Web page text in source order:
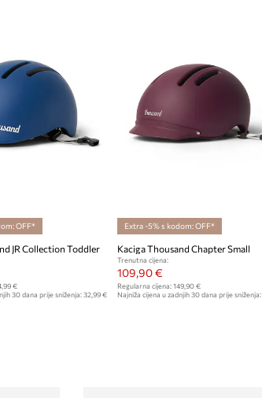
OFF*
JR Collection Toddler
€
30 dana prije sniženja: 32,99 €
Extra -5% s kodom: OFF*
Kaciga Thousand Chapter Small
Trenutna cijena:
109,90 €
Regularna cijena: 149,90 €
Najniža cijena u zadnjih 30 dana prije sniženja: